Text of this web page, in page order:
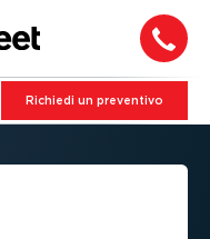
Richiedi un preventivo